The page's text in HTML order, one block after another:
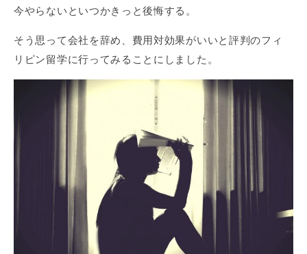
今やらないといつかきっと後悔する。
そう思って会社を辞め、費用対効果がいいと評判のフィ
リピン留学に行ってみることにしました。